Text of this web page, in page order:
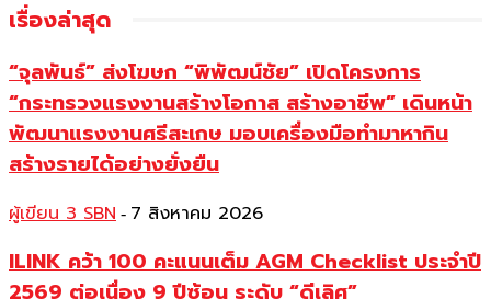
เรื่องล่าสุด
“จุลพันธ์” ส่งโฆษก “พิพัฒน์ชัย” เปิดโครงการ
“กระทรวงแรงงานสร้างโอกาส สร้างอาชีพ” เดินหน้า
พัฒนาแรงงานศรีสะเกษ มอบเครื่องมือทำมาหากิน
สร้างรายได้อย่างยั่งยืน
ผู้เขียน 3 SBN - 7 สิงหาคม 2026
ILINK คว้า 100 คะแนนเต็ม AGM Checklist ประจำปี
2569 ต่อเนื่อง 9 ปีซ้อน ระดับ “ดีเลิศ”